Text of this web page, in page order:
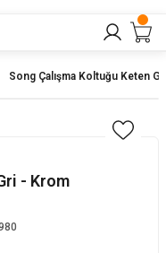
Song Çalışma Koltuğu Keten
- Krom